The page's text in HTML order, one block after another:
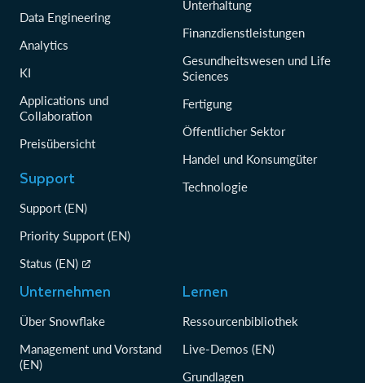
Data Engineering
Analytics
KI
Applications und
Collaboration
Preisübersicht
Support
Support (EN)
Priority Support (EN)
Status (EN)
Unterhaltung
Finanzdienstleistungen
Gesundheitswesen und Life
Sciences
Fertigung
Öffentlicher Sektor
Handel und Konsumgüter
Technologie
Unternehmen
Über Snowflake
Management und Vorstand
(EN)
Lernen
Ressourcenbibliothek
Live-Demos (EN)
Grundlagen